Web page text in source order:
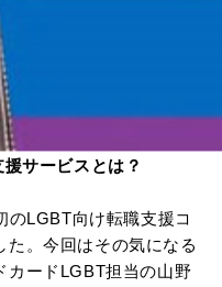
サービスとは？
のLGBT向け転職支援コ
た。今回はその気になる
カードLGBT担当の山野